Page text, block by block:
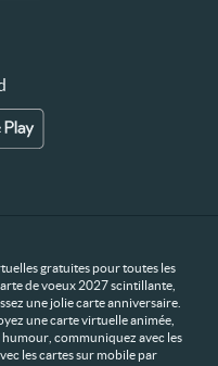
gratuites pour toutes les
de voeux 2027 scintillante,
une jolie carte anniversaire.
une carte virtuelle animée,
communiquez avec les
les cartes sur mobile par